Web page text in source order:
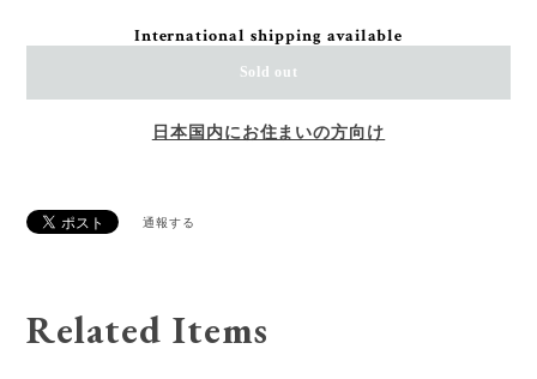
International shipping available
Sold out
日本国内にお住まいの方向け
通報する
Related Items